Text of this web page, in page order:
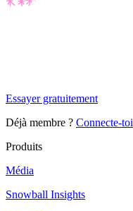
Essayer gratuitement
Déjà membre ? Connecte-toi
Produits
Média
Snowball Insights